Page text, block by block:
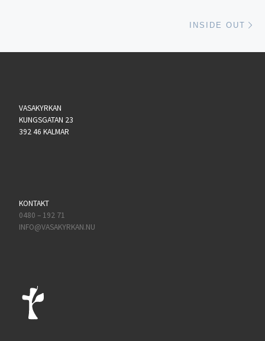
INSIDE OUT
VASAKYRKAN
KUNGSGATAN 23
392 46 KALMAR
KONTAKT
0480 – 192 71
INFO@VASAKYRKAN.NU